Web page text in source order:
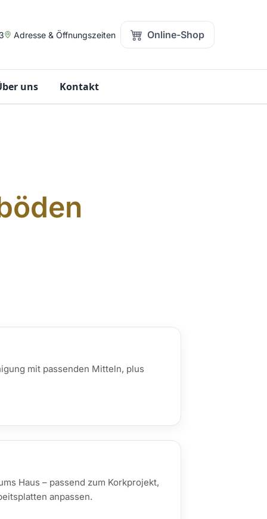
Adresse & Öffnungszeiten Online-Shop
uns Kontakt
mit passenden Mitteln, plus
Haus – passend zum Korkprojekt,
anpassen.